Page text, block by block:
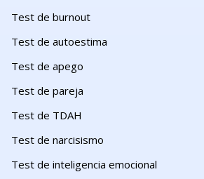
Test de burnout
Test de autoestima
Test de apego
Test de pareja
Test de TDAH
Test de narcisismo
Test de inteligencia emocional